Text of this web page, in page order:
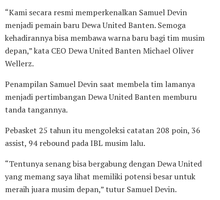
“Kami secara resmi memperkenalkan Samuel Devin
menjadi pemain baru Dewa United Banten. Semoga
kehadirannya bisa membawa warna baru bagi tim musim
depan,” kata CEO Dewa United Banten Michael Oliver
Wellerz.
Penampilan Samuel Devin saat membela tim lamanya
menjadi pertimbangan Dewa United Banten memburu
tanda tangannya.
Pebasket 25 tahun itu mengoleksi catatan 208 poin, 36
assist, 94 rebound pada IBL musim lalu.
“Tentunya senang bisa bergabung dengan Dewa United
yang memang saya lihat memiliki potensi besar untuk
meraih juara musim depan,” tutur Samuel Devin.